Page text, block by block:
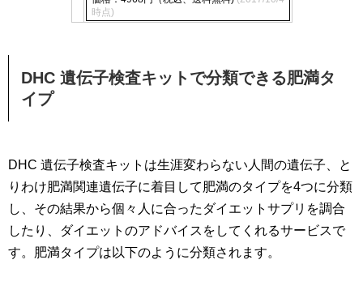
時点)
DHC 遺伝子検査キットで分類できる肥満タ
イプ
DHC 遺伝子検査キットは生涯変わらない人間の遺伝子、と
りわけ肥満関連遺伝子に着目して肥満のタイプを4つに分類
し、その結果から個々人に合ったダイエットサプリを調合
したり、ダイエットのアドバイスをしてくれるサービスで
す。肥満タイプは以下のように分類されます。